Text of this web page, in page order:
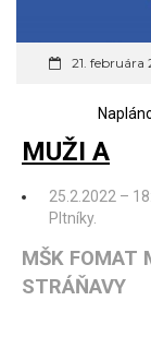
21. februára
MUŽI A
25.2.2022 –
Pltníky.
MŠK
STRÁŇAVY